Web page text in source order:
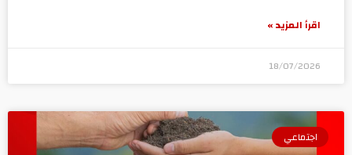
اقرأ المزيد »
18/07/2026
اجتماعي